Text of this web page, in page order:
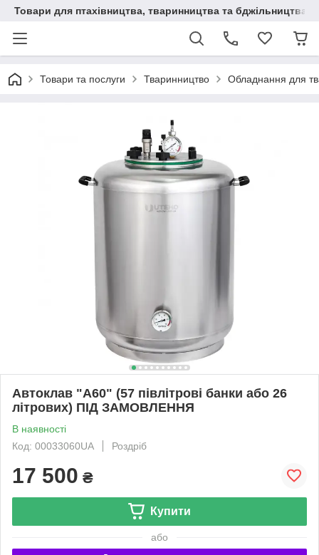
Товари для птахівництва, тваринництва та бджільництва
Товари та послуги Тваринництво Обладнання для
Автоклав "А60" (57 півлітрові банки або 26
літрових) ПІД ЗАМОВЛЕННЯ
В наявності
Код: 00033060UA
Роздріб
17 500 ₴
Купити
або